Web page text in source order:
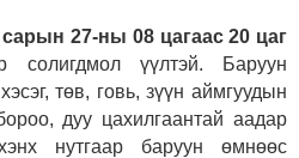
27-ны 08 цагаас 20 цаг
солигдмол үүлтэй. Баруун
төв, говь, зүүн аймгуудын
дуу цахилгаантай аадар
нутгаар баруун өмнөөс